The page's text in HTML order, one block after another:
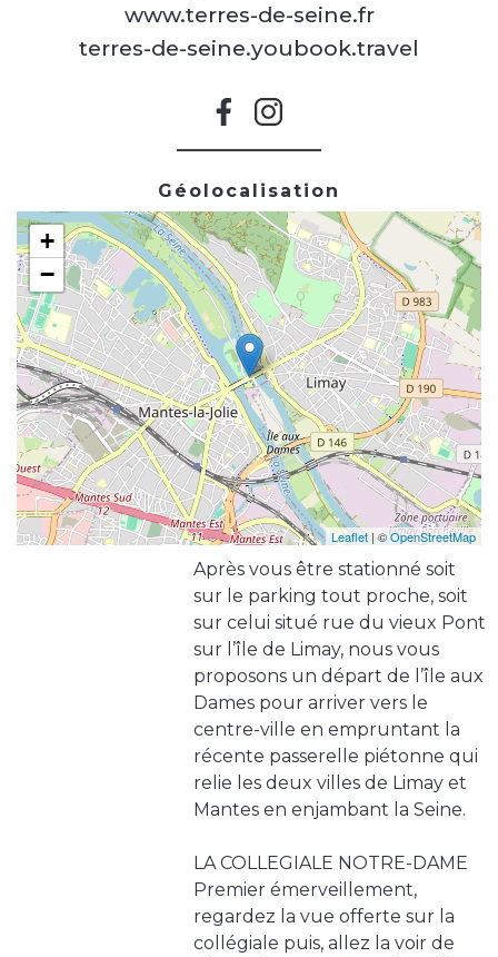
www.terres-de-seine.fr
terres-de-seine.youbook.travel
Géolocalisation
+
−
Leaflet | ©OpenStreetMap
Après vous être stationné soit
sur le parking tout proche, soit
sur celui situé rue du vieux Pont
sur l’île de Limay, nous vous
proposons un départ de l’île aux
Dames pour arriver vers le
centre-ville en empruntant la
récente passerelle piétonne qui
relie les deux villes de Limay et
Mantes en enjambant la Seine.
LA COLLEGIALE NOTRE-DAME
Premier émerveillement,
regardez la vue offerte sur la
collégiale puis, allez la voir de